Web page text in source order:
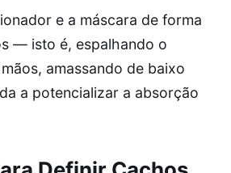
e a máscara de forma
— isto é, espalhando o
amassando de baixo
a potencializar a absorção